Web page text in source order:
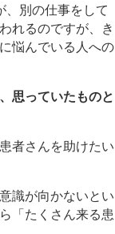
別の仕事をして
れるのですが、き
悩んでいる人への
思っていたものと
者さんを助けたい
識が向かないとい
「たくさん来る患